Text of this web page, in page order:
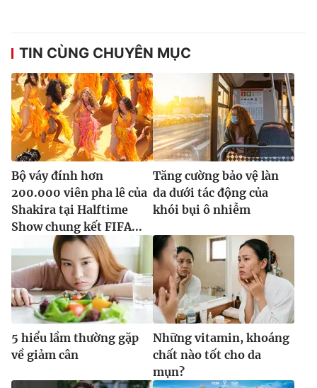
TIN CÙNG CHUYÊN MỤC
Bộ váy đính hơn
200.000 viên pha lê của
Shakira tại Halftime
Show chung kết FIFA...
Tăng cường bảo vệ làn
da dưới tác động của
khói bụi ô nhiễm
5 hiểu lầm thường gặp
về giảm cân
Những vitamin, khoáng
chất nào tốt cho da
mụn?